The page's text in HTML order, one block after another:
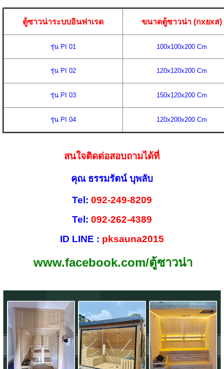
ตู้ซาวน่าระบบอินฟาเรด ขนาดตู้ซาวน่า (กxยxส)
รุ่น PI 01 100x100x200 Cm
รุ่น PI 02 120x120x200 Cm
รุ่น PI 03 150x120x200 Cm
รุ่น PI 04 120x200x200 Cm
สนใจติดต่อสอบถามได้ที่
คุณ ธรรมรัตน์ บุพลับ
Tel: 092-249-8209
Tel: 092-262-4389
ID LINE : pksauna2015
www.facebook.com/ตู้ซาวน่า